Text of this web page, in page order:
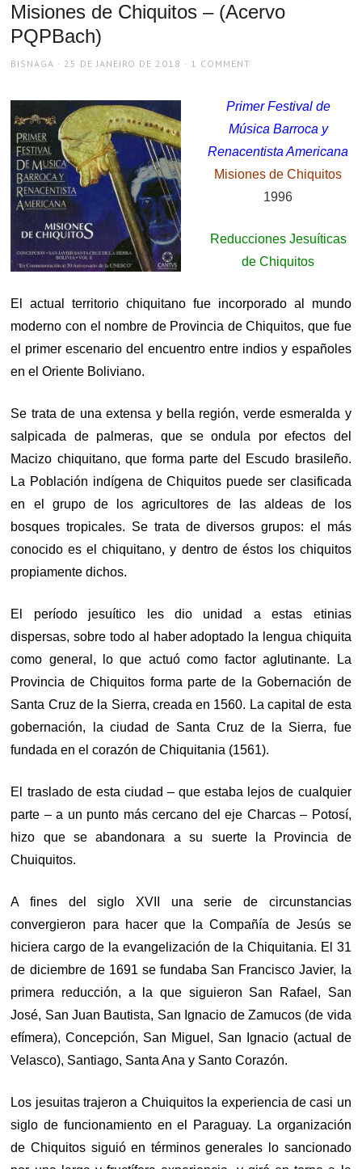
Misiones de Chiquitos – (Acervo
PQPBach)
AUTHOR
BISNAGA
POSTED
25 DE JANEIRO DE 2018 1 COMMENT
Primer Festival de
Música Barroca y
Renacentista Americana
Misiones de Chiquitos
1996
Reducciones Jesuíticas
de Chiquitos
El actual territorio chiquitano fue incorporado al mundo
moderno con el nombre de Provincia de Chiquitos, que fue
el primer escenario del encuentro entre indios y españoles
en el Oriente Boliviano.
Se trata de una extensa y bella región, verde esmeralda y
salpicada de palmeras, que se ondula por efectos del
Macizo chiquitano, que forma parte del Escudo brasileño.
La Población indígena de Chiquitos puede ser clasificada
en el grupo de los agricultores de las aldeas de los
bosques tropicales. Se trata de diversos grupos: el más
conocido es el chiquitano, y dentro de éstos los chiquitos
propiamente dichos.
El período jesuítico les dio unidad a estas etinias
dispersas, sobre todo al haber adoptado la lengua chiquita
como general, lo que actuó como factor aglutinante. La
Provincia de Chiquitos forma parte de la Gobernación de
Santa Cruz de la Sierra, creada en 1560. La capital de esta
gobernación, la ciudad de Santa Cruz de la Sierra, fue
fundada en el corazón de Chiquitania (1561).
El traslado de esta ciudad – que estaba lejos de cualquier
parte – a un punto más cercano del eje Charcas – Potosí,
hizo que se abandonara a su suerte la Provincia de
Chuiquitos.
A fines del siglo XVII una serie de circunstancias
convergieron para hacer que la Compañía de Jesús se
hiciera cargo de la evangelización de la Chiquitania. El 31
de diciembre de 1691 se fundaba San Francisco Javier, la
primera reducción, a la que siguieron San Rafael, San
José, San Juan Bautista, San Ignacio de Zamucos (de vida
efímera), Concepción, San Miguel, San Ignacio (actual de
Velasco), Santiago, Santa Ana y Santo Corazón.
Los jesuitas trajeron a Chuiquitos la experiencia de casi un
siglo de funcionamiento en el Paraguay. La organización
de Chiquitos siguió en términos generales lo sancionado